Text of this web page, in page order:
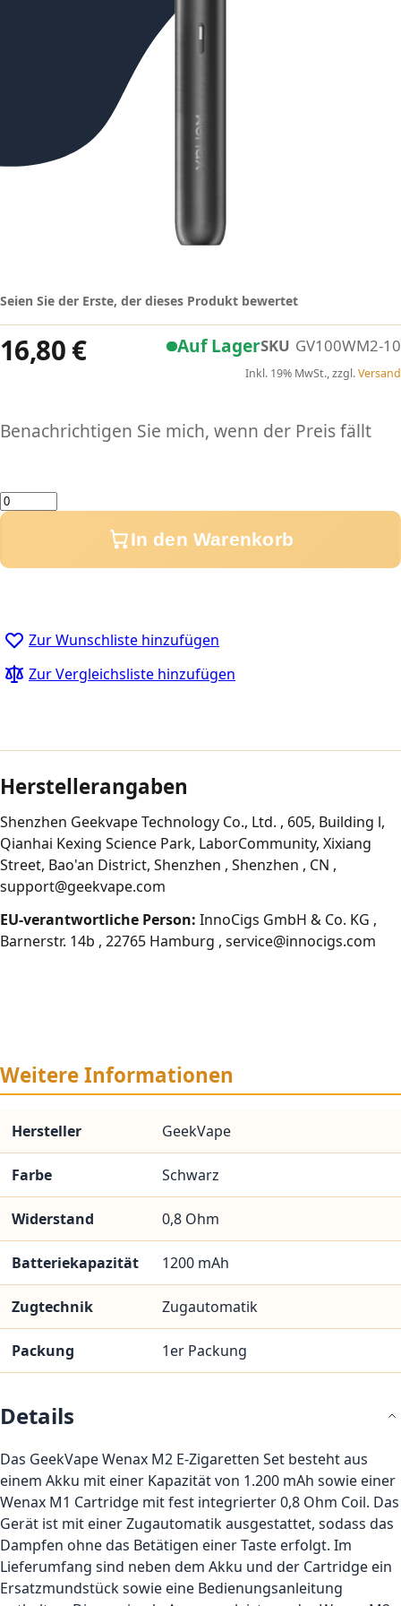
Auf LagerSKU GV100WM2-10
Seien Sie der Erste, der dieses Produkt bewertet
16,80 €
Inkl. 19% MwSt., zzgl.Versand
Benachrichtigen Sie mich, wenn der Preis fällt
Menge
In den Warenkorb
Zur Wunschliste hinzufügen
Zur Vergleichsliste hinzufügen
Herstellerangaben
Shenzhen Geekvape Technology Co., Ltd. , 605, Building l,
Qianhai Kexing Science Park, LaborCommunity, Xixiang
Street, Bao'an District, Shenzhen , Shenzhen , CN ,
support@geekvape.com
EU-verantwortliche Person: InnoCigs GmbH & Co. KG ,
Barnerstr. 14b , 22765 Hamburg , service@innocigs.com
Weitere Informationen
Hersteller GeekVape
Farbe Schwarz
Widerstand 0,8 Ohm
Batteriekapazität 1200 mAh
Zugtechnik Zugautomatik
Packung 1er Packung
Details
Das GeekVape Wenax M2 E-Zigaretten Set besteht aus
einem Akku mit einer Kapazität von 1.200 mAh sowie einer
Wenax M1 Cartridge mit fest integrierter 0,8 Ohm Coil. Das
Gerät ist mit einer Zugautomatik ausgestattet, sodass das
Dampfen ohne das Betätigen einer Taste erfolgt. Im
Lieferumfang sind neben dem Akku und der Cartridge ein
Ersatzmundstück sowie eine Bedienungsanleitung